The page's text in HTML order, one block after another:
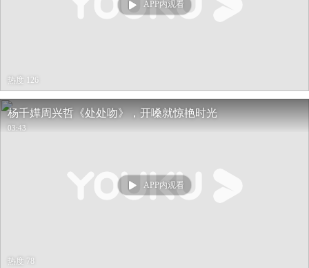
APP内观看
热度 126
杨千嬅周兴哲《处处吻》，开嗓就惊艳时光
03:43
APP内观看
热度 78